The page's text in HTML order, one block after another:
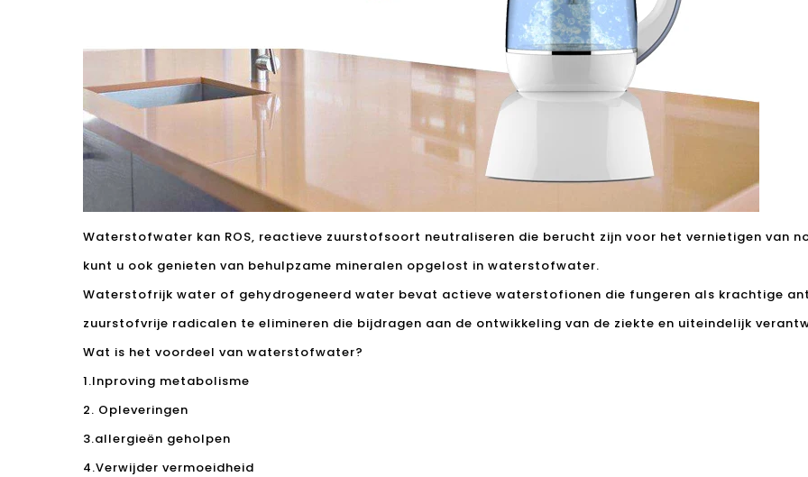
Waterstofwater kan ROS, reactieve zuurstofsoort neutraliseren die berucht zijn voor het vernietigen van
kunt u ook genieten van behulpzame mineralen opgelost in waterstofwater.
Waterstofrijk water of gehydrogeneerd water bevat actieve waterstofionen die fungeren als krachtige
zuurstofvrije radicalen te elimineren die bijdragen aan de ontwikkeling van de ziekte en uiteindelijk
Wat is het voordeel van waterstofwater?
1.Inproving metabolisme
2. Opleveringen
3.allergieën geholpen
4.Verwijder vermoeidheid